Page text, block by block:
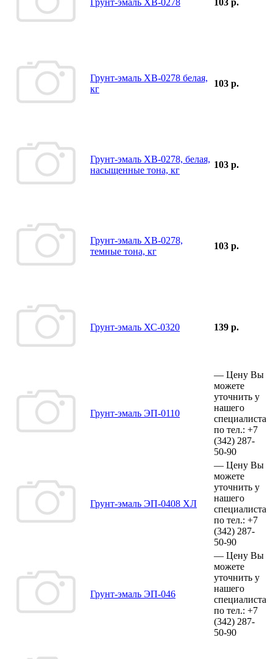
Грунт-эмаль ХВ-0278 белая,
кг
103 р.
Грунт-эмаль ХВ-0278, белая,
насыщенные тона, кг
103 р.
Грунт-эмаль ХВ-0278,
темные тона, кг
103 р.
Грунт-эмаль ХС-0320 139 р.
Грунт-эмаль ЭП-0110
— Цену Вы
можете
уточнить у
нашего
специалиста
по тел.: +7
(342) 287-
50-90
Грунт-эмаль ЭП-0408 ХЛ
— Цену Вы
можете
уточнить у
нашего
специалиста
по тел.: +7
(342) 287-
50-90
Грунт-эмаль ЭП-046
— Цену Вы
можете
уточнить у
нашего
специалиста
по тел.: +7
(342) 287-
50-90